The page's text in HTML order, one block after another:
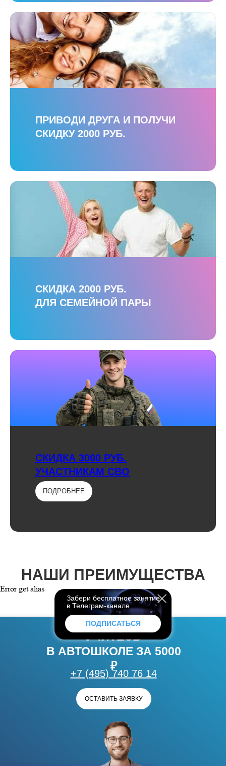
ПРИВОДИ ДРУГА И ПОЛУЧИ
СКИДКУ 2000 РУБ.
СКИДКА 2000 РУБ.
ДЛЯ СЕМЕЙНОЙ ПАРЫ
СКИДКА 3000 РУБ.
УЧАСТНИКАМ СВО
ПОДРОБНЕЕ
НАШИ ПРЕИМУЩЕСТВА
Error get alias
УЧИТЕСЬ
В АВТОШКОЛЕ ЗА 5000
₽
+7 (495) 740 76 14
ОСТАВИТЬ ЗАЯВКУ
Забери бесплатное занятие
в Телеграм-канале
ПОДПИСАТЬСЯ